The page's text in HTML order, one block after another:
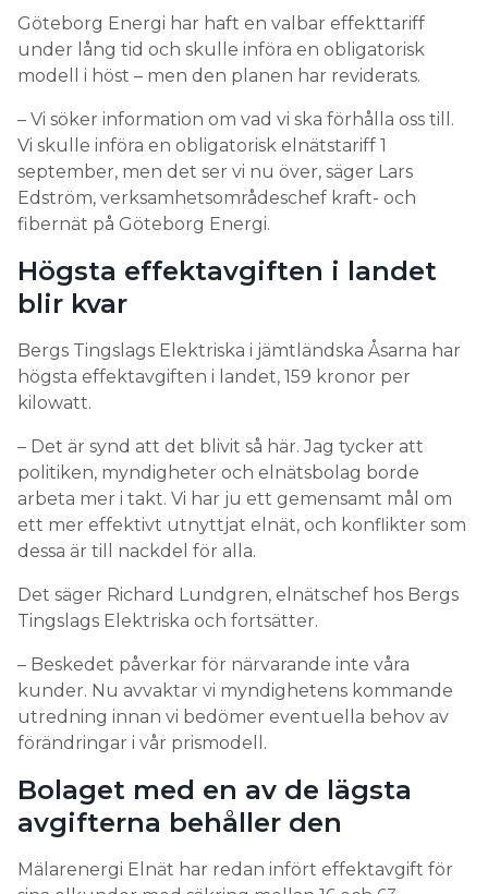
Göteborg Energi har haft en valbar effekttariff
under lång tid och skulle införa en obligatorisk
modell i höst – men den planen har reviderats.
– Vi söker information om vad vi ska förhålla oss till.
Vi skulle införa en obligatorisk elnätstariff 1
september, men det ser vi nu över, säger Lars
Edström, verksamhetsområdeschef kraft- och
fibernät på Göteborg Energi.
Högsta effektavgiften i landet
blir kvar
Bergs Tingslags Elektriska i jämtländska Åsarna har
högsta effektavgiften i landet, 159 kronor per
kilowatt.
– Det är synd att det blivit så här. Jag tycker att
politiken, myndigheter och elnätsbolag borde
arbeta mer i takt. Vi har ju ett gemensamt mål om
ett mer effektivt utnyttjat elnät, och konflikter som
dessa är till nackdel för alla.
Det säger Richard Lundgren, elnätschef hos Bergs
Tingslags Elektriska och fortsätter.
– Beskedet påverkar för närvarande inte våra
kunder. Nu avvaktar vi myndighetens kommande
utredning innan vi bedömer eventuella behov av
förändringar i vår prismodell.
Bolaget med en av de lägsta
avgifterna behåller den
Mälarenergi Elnät har redan infört effektavgift för